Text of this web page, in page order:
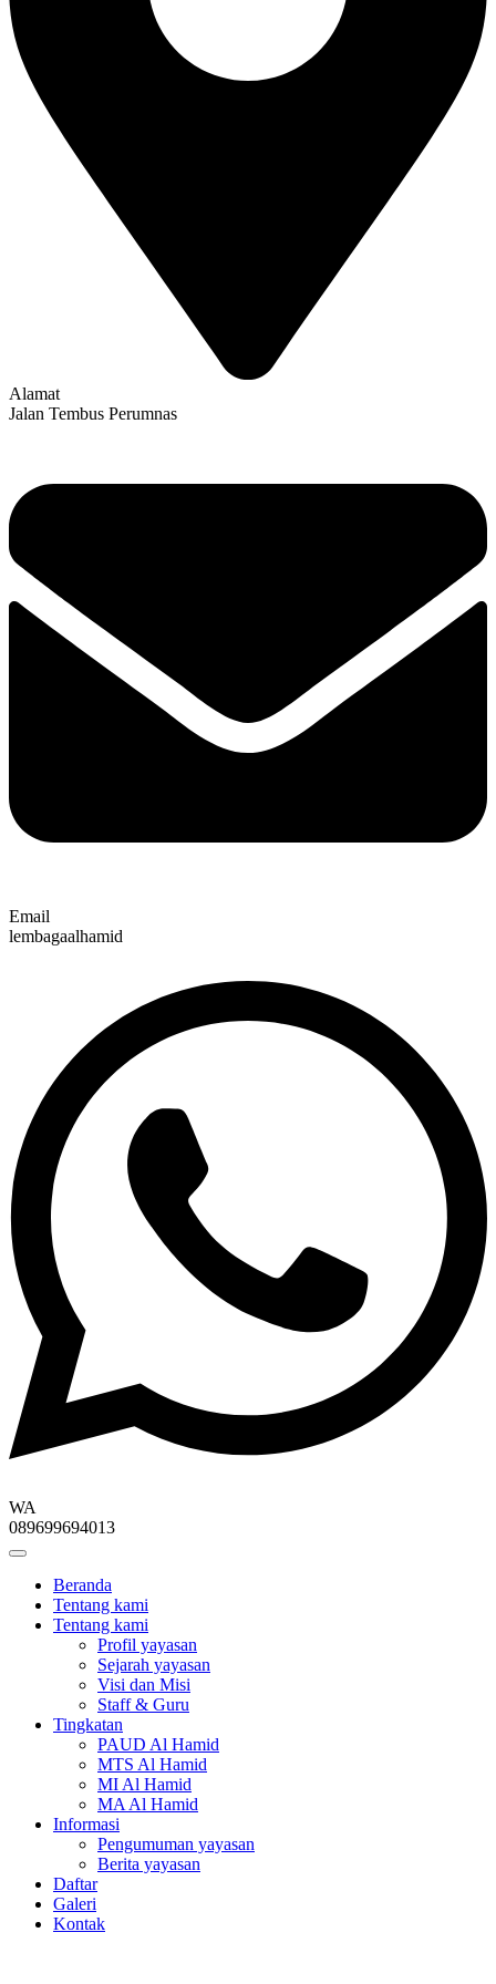
Alamat
Jalan Tembus Perumnas
Email
lembagaalhamid
WA
089699694013
Beranda
Tentang kami
Tentang kami
Profil yayasan
Sejarah yayasan
Visi dan Misi
Staff & Guru
Tingkatan
PAUD Al Hamid
MTS Al Hamid
MI Al Hamid
MA Al Hamid
Informasi
Pengumuman yayasan
Berita yayasan
Daftar
Galeri
Kontak